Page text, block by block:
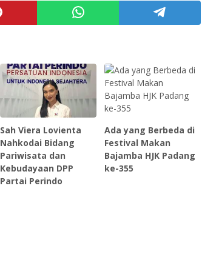
Sah Viera Lovienta
Nahkodai Bidang
Pariwisata dan
Kebudayaan DPP
Partai Perindo
Ada yang Berbeda di
Festival Makan
Bajamba HJK Padang
ke-355